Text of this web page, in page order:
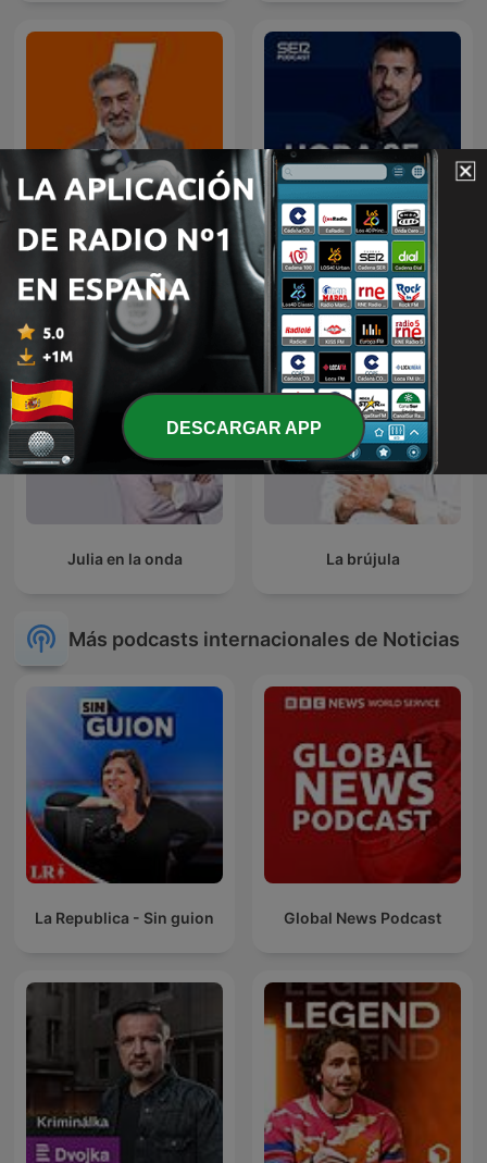
Mañanas en Libertad con
Luis del Pino
Hora 25
Julia en la onda La brújula
Más podcasts internacionales de Noticias
La Republica - Sin guion Global News Podcast
DESCARGAR APP